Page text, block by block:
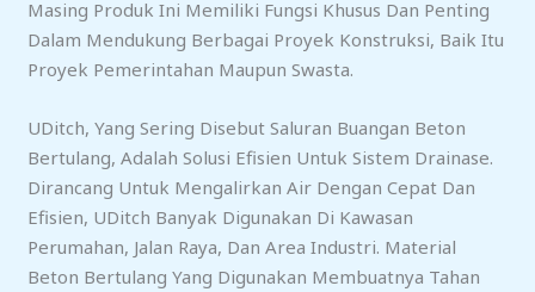
Masing Produk Ini Memiliki Fungsi Khusus Dan Penting
Dalam Mendukung Berbagai Proyek Konstruksi, Baik Itu
Proyek Pemerintahan Maupun Swasta.
UDitch, Yang Sering Disebut Saluran Buangan Beton
Bertulang, Adalah Solusi Efisien Untuk Sistem Drainase.
Dirancang Untuk Mengalirkan Air Dengan Cepat Dan
Efisien, UDitch Banyak Digunakan Di Kawasan
Perumahan, Jalan Raya, Dan Area Industri. Material
Beton Bertulang Yang Digunakan Membuatnya Tahan